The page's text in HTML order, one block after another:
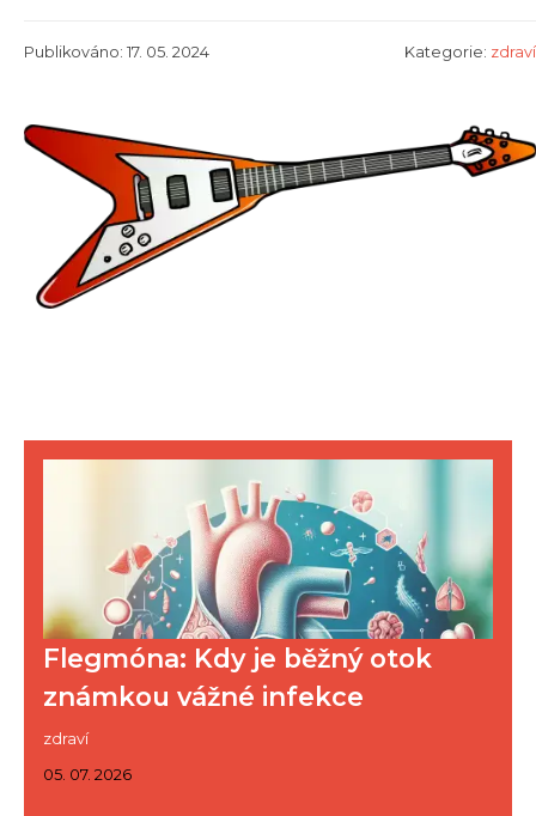
Publikováno: 17. 05. 2024 Kategorie: zdraví
Flegmóna: Kdy je běžný otok
známkou vážné infekce
zdraví
05. 07. 2026